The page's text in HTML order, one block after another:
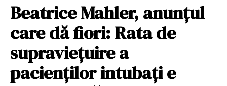
Beatrice Mahler, anunţul
care dă fiori: Rata de
supravieţuire a
pacienţilor intubaţi e